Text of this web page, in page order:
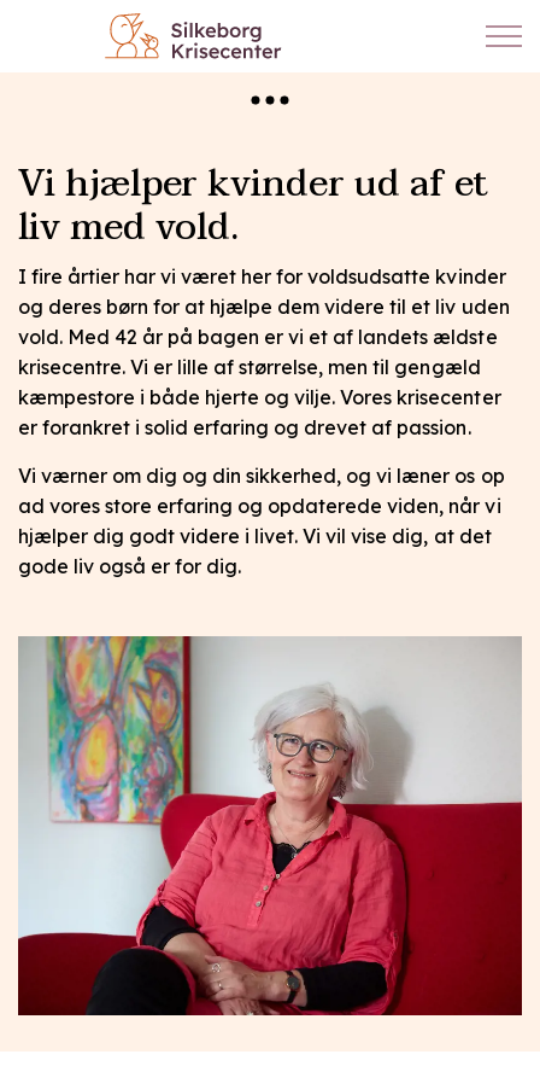
Vi hjælper kvinder ud af et
liv med vold.
I fire årtier har vi været her for voldsudsatte kvinder
og deres børn for at hjælpe dem videre til et liv uden
vold. Med 42 år på bagen er vi et af landets ældste
krisecentre. Vi er lille af størrelse, men til gengæld
kæmpestore i både hjerte og vilje. Vores krisecenter
er forankret i solid erfaring og drevet af passion.
Vi værner om dig og din sikkerhed, og vi læner os op
ad vores store erfaring og opdaterede viden, når vi
hjælper dig godt videre i livet. Vi vil vise dig, at det
gode liv også er for dig.